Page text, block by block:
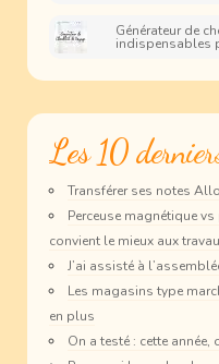
Générateur de
indispensables
Les 10
Transférer ses notes
Perceuse magnétique
convient le mieux aux
J’ai assisté à
Les magasins type
en plus
On a testé : cette